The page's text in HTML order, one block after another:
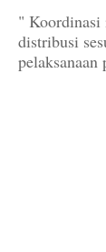
"
distribusi
pelaksanaan